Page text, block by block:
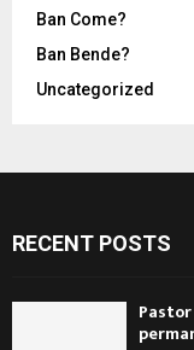
Ban Come?
Ban Bende?
Uncategorized
RECENT POSTS